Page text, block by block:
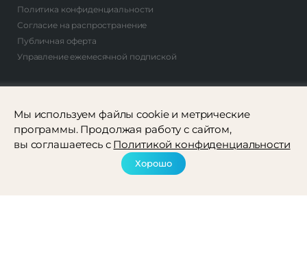
Политика конфиденциальности
Согласие на распространение
Публичная оферта
Управление ежемесячной подпиской
Стать автором
Найти автора
Мы используем файлы cookie и метрические
программы. Продолжая работу с сайтом,
вы соглашаетесь с Политикой конфиденциальности
Хорошо